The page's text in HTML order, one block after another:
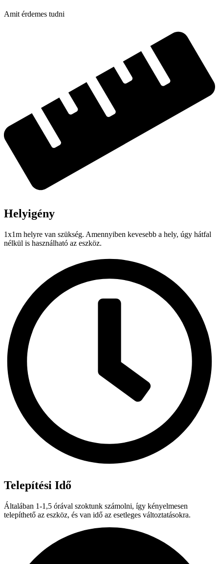
Amit érdemes tudni
Helyigény
1x1m helyre van szükség. Amennyiben kevesebb a hely, úgy hátfal
nélkül is használható az eszköz.
Telepítési Idő
Általában 1-1,5 órával szoktunk számolni, így kényelmesen
telepíthető az eszköz, és van idő az esetleges változtatásokra.